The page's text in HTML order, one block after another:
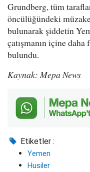
Grundberg, tüm
öncülüğündeki
bulunarak şiddetin
çatışmanın içine daha
bulundu.
Kaynak: Mepa News
Etiketler :
Yemen
Husiler